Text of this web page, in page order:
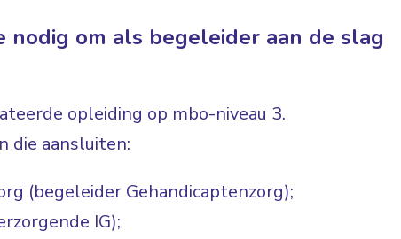
om als begeleider aan de slag
opleiding op mbo-niveau 3.
die aansluiten:
(begeleider Gehandicaptenzorg);
IG);